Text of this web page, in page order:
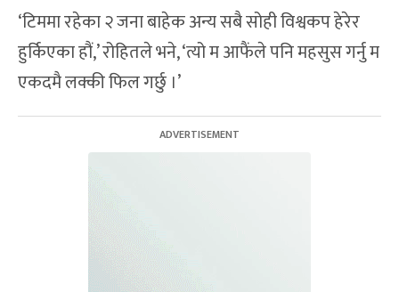
‘टिममा रहेका २ जना बाहेक अन्य सबै सोही विश्वकप हेरेर
हुर्किएका हौं,’ रोहितले भने, ‘त्यो म आफैंले पनि महसुस गर्नु म
एकदमै लक्की फिल गर्छु ।’